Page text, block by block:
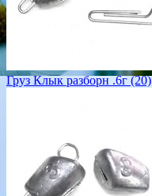
Груз Клык разборн .6г (20)